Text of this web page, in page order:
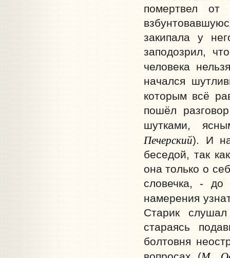
помертвел
закипала у
заподозрил,
человека
начался
которым всё
пошёл
шутками,
Печерский). И
беседой, так
она только о
словечка, -
намерения
Старик
стараясь
болтовня